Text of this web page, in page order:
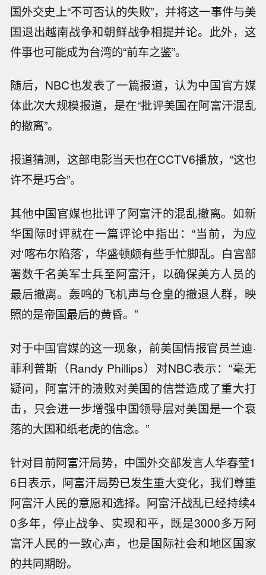
国外交史上“不可否认的失败”，并将这一事件与美
国退出越南战争和朝鲜战争相提并论。此外，这
件事也可能成为台湾的“前车之鉴”。
随后，NBC也发表了一篇报道，认为中国官方媒
体此次大规模报道，是在“批评美国在阿富汗混乱
的撤离”。
报道猜测，这部电影当天也在CCTV6播放，“这也
许不是巧合”。
其他中国官媒也批评了阿富汗的混乱撤离。如新
华国际时评就在一篇评论中指出：“当前，为应
对‘喀布尔陷落’，华盛顿颇有些手忙脚乱。白宫部
署数千名美军士兵至阿富汗，以确保美方人员的
最后撤离。轰鸣的飞机声与仓皇的撤退人群，映
照的是帝国最后的黄昏。”
对于中国官媒的这一现象，前美国情报官员兰迪·
菲利普斯（Randy Phillips）对NBC表示：“毫无
疑问，阿富汗的溃败对美国的信誉造成了重大打
击，只会进一步增强中国领导层对美国是一个衰
落的大国和纸老虎的信念。”
针对目前阿富汗局势，中国外交部发言人华春莹1
6日表示，阿富汗局势已发生重大变化，我们尊重
阿富汗人民的意愿和选择。阿富汗战乱已经持续4
0多年，停止战争、实现和平，既是3000多万阿
富汗人民的一致心声，也是国际社会和地区国家
的共同期盼。